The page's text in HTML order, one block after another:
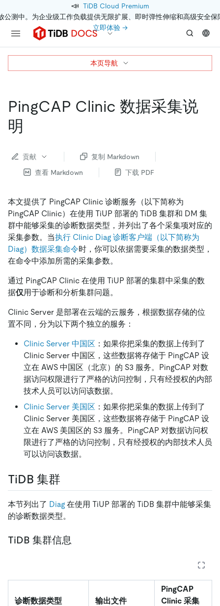
📣 TiDB Cloud Premium
公测中。为企业级工作负载提供无限扩展、即时弹性伸缩和高级安全保
立即体验 →
PingCAP Clinic 数据采集说
明
贡献
复制 Markdown
查看 Markdown
下载 PDF
本文提供了 PingCAP Clinic 诊断服务（以下简称为
PingCAP Clinic）在使用 TiUP 部署的 TiDB 集群和 DM 集
群中能够采集的诊断数据类型，并列出了各个采集项对应的
采集参数。当执行 Clinic Diag 诊断客户端（以下简称为
Diag）数据采集命令时，你可以依据需要采集的数据类型，
在命令中添加所需的采集参数。
通过 PingCAP Clinic 在使用 TiUP 部署的集群中采集的数
据仅用于诊断和分析集群问题。
Clinic Server 是部署在云端的云服务，根据数据存储的位
置不同，分为以下两个独立的服务：
Clinic Server 中国区 ：如果你把采集的数据上传到了
Clinic Server 中国区，这些数据将存储于 PingCAP 设
立在 AWS 中国区（北京）的 S3 服务。PingCAP 对数
据访问权限进行了严格的访问控制，只有经授权的内部
技术人员可以访问该数据。
Clinic Server 美国区 ：如果你把采集的数据上传到了
Clinic Server 美国区，这些数据将存储于 PingCAP 设
立在 AWS 美国区的 S3 服务。PingCAP 对数据访问权
限进行了严格的访问控制，只有经授权的内部技术人员
可以访问该数据。
TiDB 集群
本节列出了 Diag 在使用 TiUP 部署的 TiDB 集群中能够采集
的诊断数据类型。
TiDB 集群信息
诊断数据类型 输出文件
PingCAP
Clinic 采集
本页导航